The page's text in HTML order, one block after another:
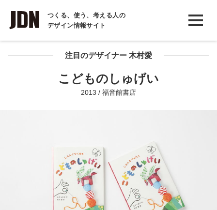
つくる、使う、考える人の
デザイン情報サイト
INTERVIEW
インタビュー
REPORT注目のデザイナー 木村愛
こどものしゅげい
2013 / 福音館書店